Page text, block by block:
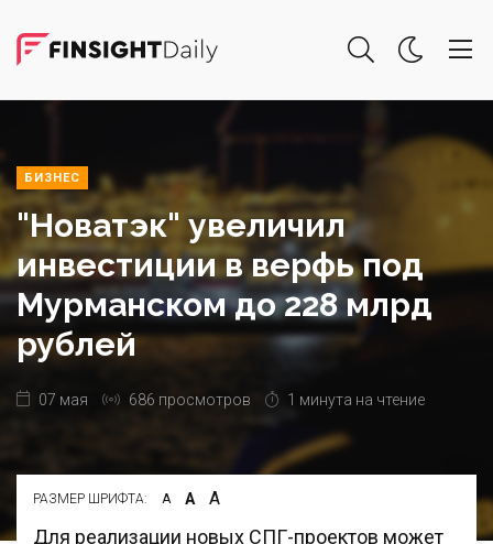
БИЗНЕС
"Новатэк" увеличил
инвестиции в верфь под
Мурманском до 228 млрд
рублей
07 мая 686 просмотров 1 минута на чтение
РАЗМЕР ШРИФТА: А А А
Для реализации новых СПГ-проектов может